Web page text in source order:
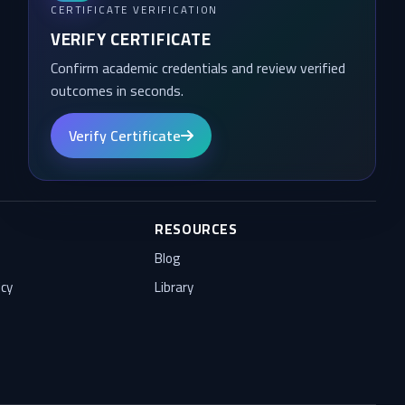
CERTIFICATE VERIFICATION
VERIFY CERTIFICATE
Confirm academic credentials and review verified
outcomes in seconds.
Verify Certificate
RESOURCES
Blog
Library